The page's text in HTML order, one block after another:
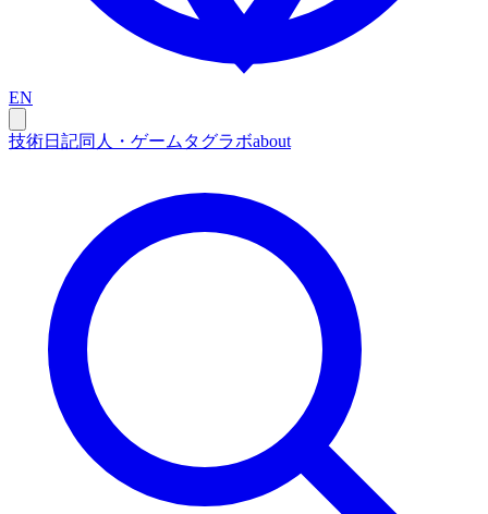
EN
技術日記同人・ゲーム タグラボabout